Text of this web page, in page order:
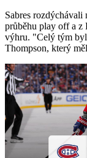
Sabres
průběhu play off a z
výhru. "Celý tým
Thompson, který